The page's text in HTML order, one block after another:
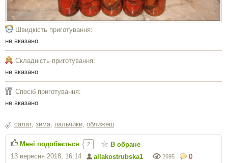
Швидкість приготування:
не вказано
Складність приготування:
не вказано
Спосіб приготування:
не вказано
салат, зима, пальчики, оближеш
0
2695
allakostrubska1
13 вересня 2018, 16:14
Мені подобається 2 В обране